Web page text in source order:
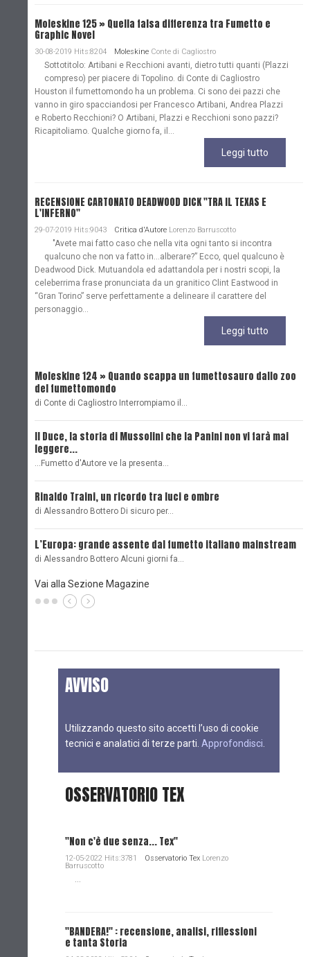
Moleskine 125 » Quella falsa differenza tra Fumetto e
Graphic Novel
30-08-2019 Hits:8204 Moleskine Conte di Cagliostro
Sottotitolo: Artibani e Recchioni avanti, dietro tutti quanti (Plazzi
compreso) per piacere di Topolino. di Conte di Cagliostro
Houston il fumettomondo ha un problema. Ci sono dei pazzi che
vanno in giro spacciandosi per Francesco Artibani, Andrea Plazzi
e Roberto Recchioni? O Artibani, Plazzi e Recchioni sono pazzi?
Ricapitoliamo. Qualche giorno fa, il...
Leggi tutto
RECENSIONE CARTONATO DEADWOOD DICK "TRA IL TEXAS E
L'INFERNO"
29-07-2019 Hits:9043 Critica d'Autore Lorenzo Barruscotto
"Avete mai fatto caso che nella vita ogni tanto si incontra
qualcuno che non va fatto in…alberare?” Ecco, quel qualcuno è
Deadwood Dick. Mutuandola ed adattandola per i nostri scopi, la
celeberrima frase pronunciata da un granitico Clint Eastwood in
“Gran Torino” serve perfettamente a delineare il carattere del
personaggio...
Leggi tutto
Moleskine 124 » Quando scappa un fumettosauro dallo zoo
del fumettomondo
di Conte di Cagliostro Interrompiamo il…
Il Duce, la storia di Mussolini che la Panini non vi farà mai
leggere...
...Fumetto d'Autore ve la presenta…
Rinaldo Traini, un ricordo tra luci e ombre
di Alessandro Bottero Di sicuro per…
L’Europa: grande assente dal fumetto italiano mainstream
di Alessandro Bottero Alcuni giorni fa…
Vai alla Sezione Magazine
AVVISO
Utilizzando questo sito accetti l’uso di cookie
tecnici e analatici di terze parti. Approfondisci.
OSSERVATORIO TEX
"Non c'è due senza... Tex"
12-05-2022 Hits:3781 Osservatorio Tex Lorenzo
Barruscotto
...
"BANDERA!" : recensione, analisi, riflessioni
e tanta Storia